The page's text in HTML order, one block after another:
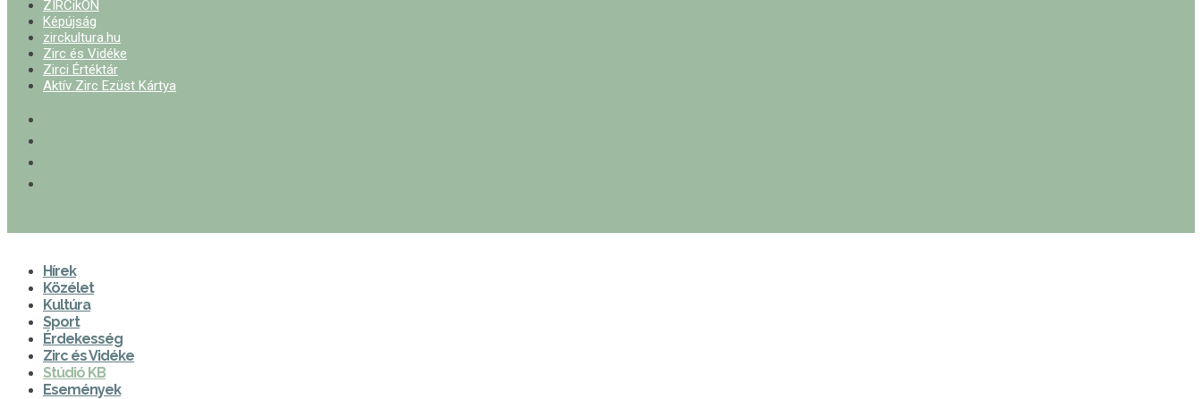
ZIRCikON
Képújság
zirckultura.hu
Zirc és Vidéke
Zirci Értéktár
Aktív Zirc Ezüst Kártya
Hírek
Közélet
Kultúra
Sport
Érdekesség
Zirc és Vidéke
Stúdió KB
Események